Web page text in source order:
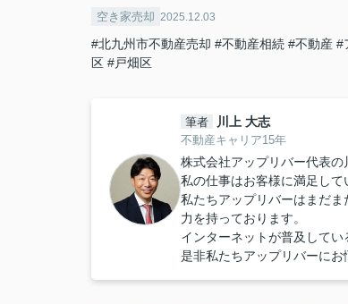
空き家売却 2025.12.03
#北九州市不動産売却 #不動産相続 #不動産 #
区 #戸畑区
筆者 川上 大志
不動産キャリア15年
株式会社アップリバー代表の
私の仕事はお客様に満足して
私たちアップリバーはまだ
力を持っております。
インターネットが普及して
是非私たちアップリバーにお